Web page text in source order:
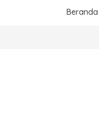
Beranda